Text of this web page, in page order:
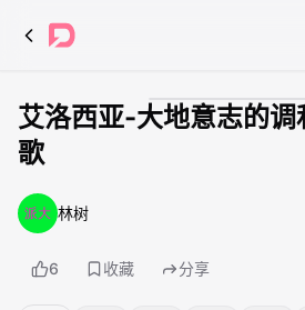
成人
艾洛西亚-大地意志的调
歌
林树
6 收藏 分享